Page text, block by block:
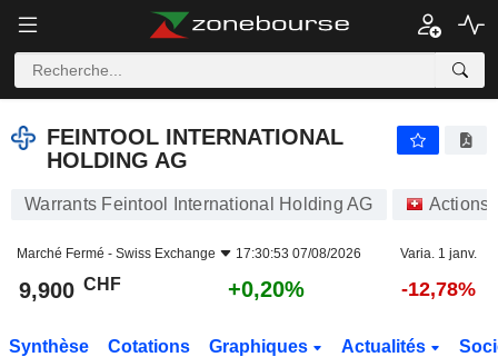
FEINTOOL INTERNATIONAL
HOLDING AG
Warrants Feintool International Holding AG Actions
Marché Fermé - Swiss Exchange 17:30:53 07/08/2026 Varia. 1 janv.
9,900 CHF +0,20% -12,78%
Synthèse Cotations Graphiques Actualités